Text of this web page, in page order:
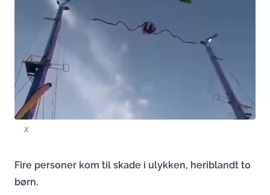
X
Fire personer kom til skade i ulykken, heriblandt to
børn.